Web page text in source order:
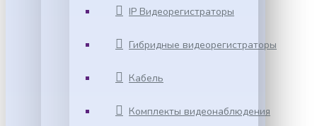
IP Видеорегистраторы
Гибридные видеорегистраторы
Кабель
Комплекты видеонаблюдения